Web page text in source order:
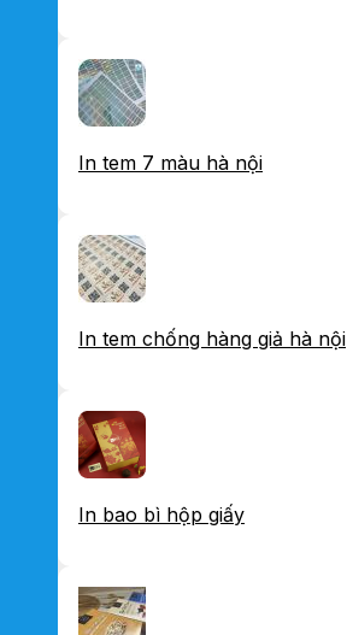
In tem 7 màu hà nội
In tem chống hàng giả hà nội
In bao bì hộp giấy